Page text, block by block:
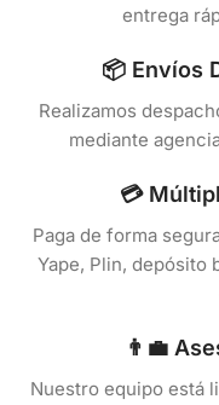
entrega
📦 Envíos
Realizamos
mediante
💳
Paga de forma
Yape, Plin, depósito
👨‍💼
Nuestro equipo está